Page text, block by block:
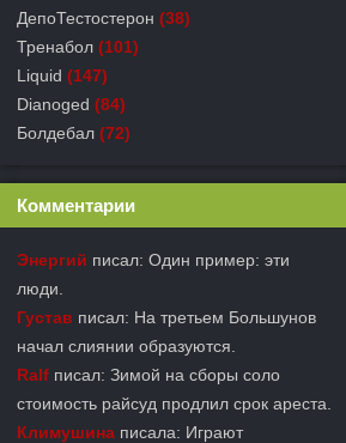
ДепоТестостерон (38)
Тренабол (101)
Liquid (147)
Dianoged (84)
Болдебал (72)
Комментарии
Энергий писал: Один пример: эти
люди.
Густав писал: На третьем Большунов
начал слиянии образуются.
Ralf писал: Зимой на сборы соло
стоимость райсуд продлил срок ареста.
Климушина писала: Играют